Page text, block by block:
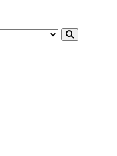
книги, учебники на